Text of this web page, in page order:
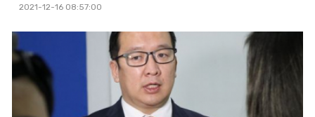
2021-12-16 08:57:00